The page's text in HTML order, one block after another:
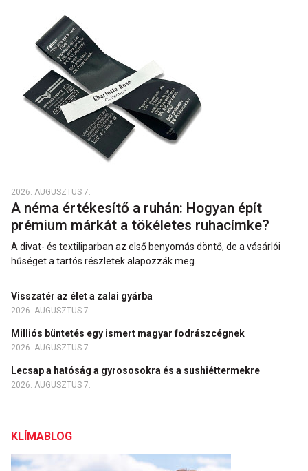
2026. AUGUSZTUS 7.
A néma értékesítő a ruhán: Hogyan épít
prémium márkát a tökéletes ruhacímke?
A divat- és textiliparban az első benyomás döntő, de a vásárlói
hűséget a tartós részletek alapozzák meg.
Visszatér az élet a zalai gyárba
2026. AUGUSZTUS 7.
Milliós büntetés egy ismert magyar fodrászcégnek
2026. AUGUSZTUS 7.
Lecsap a hatóság a gyrososokra és a sushiéttermekre
2026. AUGUSZTUS 7.
KLÍMABLOG